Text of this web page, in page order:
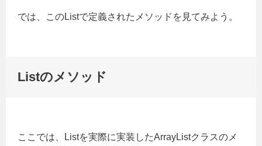
では、このListで定義されたメソッドを見てみよう。
Listのメソッド
ここでは、Listを実際に実装したArrayListクラスのメ